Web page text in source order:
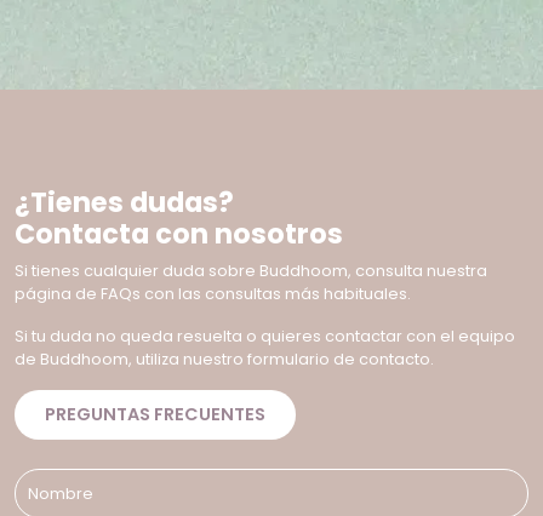
¿Tienes dudas?
Contacta con nosotros
Si tienes cualquier duda sobre Buddhoom, consulta nuestra
página de FAQs con las consultas más habituales.
Si tu duda no queda resuelta o quieres contactar con el equipo
de Buddhoom, utiliza nuestro formulario de contacto.
PREGUNTAS FRECUENTES